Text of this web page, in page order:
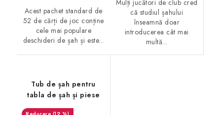
Acest pachet standard de
52 de cărți de joc conține
cele mai populare
deschideri de șah și este...
Mulți jucători de club cred
că studiul șahului
înseamnă doar
introducerea cât mai
multă...
Tub de șah pentru
tabla de șah și piese